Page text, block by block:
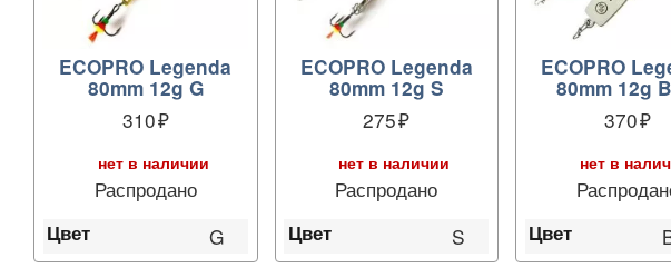
ECOPRO Legenda
80mm 12g G
310
нет в наличии
Распродано
Цвет G
ECOPRO Legenda
80mm 12g S
275
нет в наличии
Распродано
Цвет S
ECOPRO
80mm 12g
370
нет в
Цвет